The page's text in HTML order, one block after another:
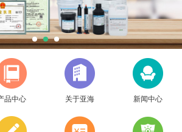
品中心 关于亚海 新闻中心